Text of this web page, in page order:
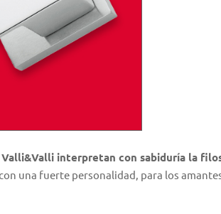
Valli&Valli interpretan con sabiduría la
una fuerte personalidad, para los